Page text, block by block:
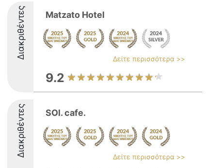
Διακριθέντες Matzato Hotel
Δείτε περισσότερα >>
9.2
Διακριθέντες SOl. cafe.
Δείτε περισσότερα >>